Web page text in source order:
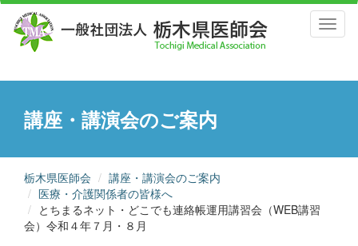
講座・講演会のご案内
栃木県医師会
講座・講演会のご案内
医療・介護関係者の皆様へ
とちまるネット・どこでも連絡帳運用講習会（WEB講習
会）令和４年７月・８月